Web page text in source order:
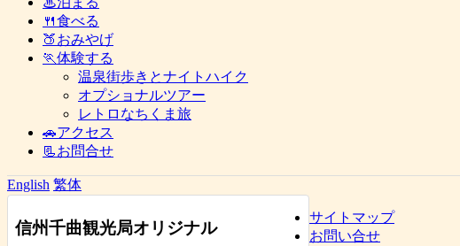
🍴食べる
🍑おみやげ
🏃体験する
温泉街歩きとナイトハイク
オプショナルツアー
レトロなちくま旅
🚗アクセス
📃お問合せ
English 繁体
信州千曲観光局オリジナル
サイトマップ
お問い合せ